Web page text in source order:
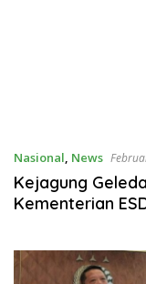
Nasional, News
Kejagung
Kementerian